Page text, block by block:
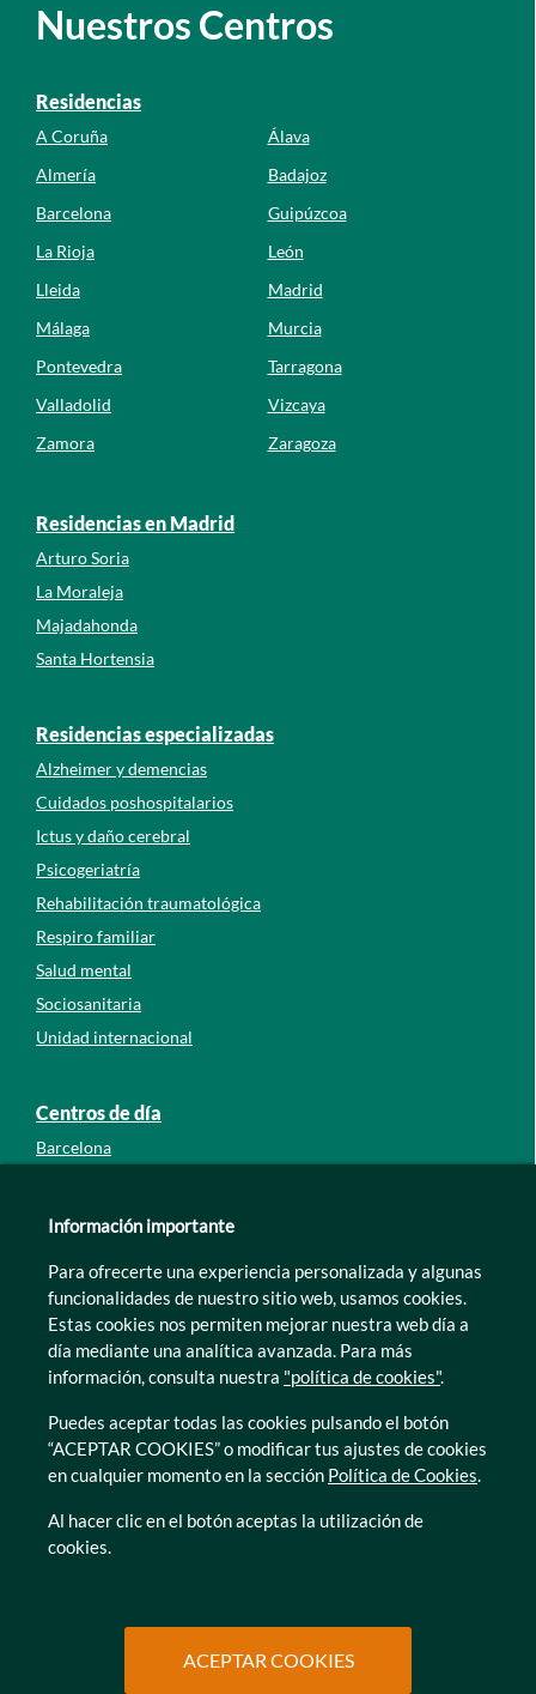
Nuestros Centros
Residencias
A Coruña
Álava
Almería
Badajoz
Barcelona
Guipúzcoa
La Rioja
León
Lleida
Madrid
Málaga
Murcia
Pontevedra
Tarragona
Valladolid
Vizcaya
Zamora
Zaragoza
Residencias en Madrid
Arturo Soria
La Moraleja
Majadahonda
Santa Hortensia
Residencias especializadas
Alzheimer y demencias
Cuidados poshospitalarios
Ictus y daño cerebral
Psicogeriatría
Rehabilitación traumatológica
Respiro familiar
Salud mental
Sociosanitaria
Unidad internacional
Centros de día
Barcelona
León
Murcia
Tarragona
Zamora
© Caser Residencial 2026
Información importante
Para ofrecerte una experiencia personalizada y algunas
funcionalidades de nuestro sitio web, usamos cookies.
Estas cookies nos permiten mejorar nuestra web día a
día mediante una analítica avanzada. Para más
información, consulta nuestra "política de cookies".
Puedes aceptar todas las cookies pulsando el botón
“ACEPTAR COOKIES” o modificar tus ajustes de cookies
en cualquier momento en la sección Política de Cookies.
Al hacer clic en el botón aceptas la utilización de
cookies.
ACEPTAR COOKIES